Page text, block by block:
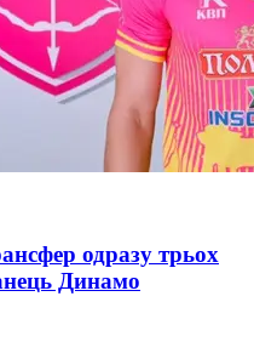
одразу трьох
Динамо